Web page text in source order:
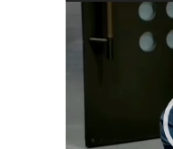
Videospeler